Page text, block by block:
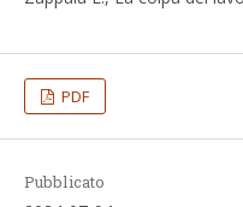
PDF
Pubblicato